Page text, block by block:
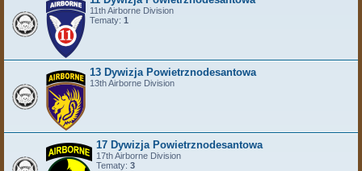
11th Airborne Division
Tematy: 1
13 Dywizja Powietrznodesantowa
13th Airborne Division
17 Dywizja Powietrznodesantowa
17th Airborne Division
Tematy: 3